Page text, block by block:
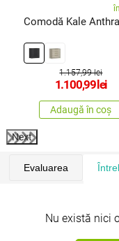
Comodă Kale
1.157,99 lei
1.100,99lei
Adaugă în coș
Next
Evaluarea
Nu există nici